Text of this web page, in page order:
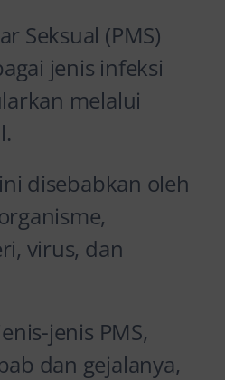
Seksual (PMS)
jenis infeksi
melalui
disebabkan oleh
virus, dan
jenis PMS,
dan gejalanya,